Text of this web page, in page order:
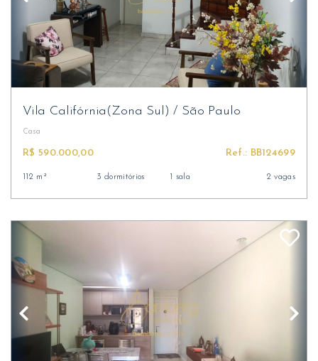
Vila Califórnia(Zona Sul)/ São Paulo
Casa
R$ 590.000,00 Ref.: BB124699
112 m² 3 dormitórios 1 sala 2 vagas